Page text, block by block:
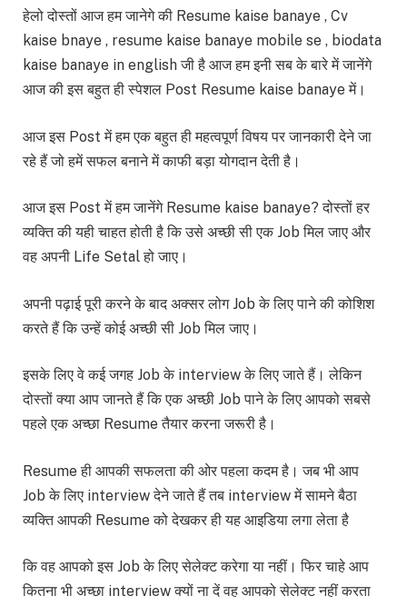
हेलो दोस्तों आज हम जानेगे की Resume kaise banaye , Cv
kaise bnaye , resume kaise banaye mobile se , biodata
kaise banaye in english जी है आज हम इनी सब के बारे में जानेंगे
आज की इस बहुत ही स्पेशल Post Resume kaise banaye में।
आज इस Post में हम एक बहुत ही महत्वपूर्ण विषय पर जानकारी देने जा
रहे हैं जो हमें सफल बनाने में काफी बड़ा योगदान देती है।
आज इस Post में हम जानेंगे Resume kaise banaye? दोस्तों हर
व्यक्ति की यही चाहत होती है कि उसे अच्छी सी एक Job मिल जाए और
वह अपनी Life Setal हो जाए।
अपनी पढ़ाई पूरी करने के बाद अक्सर लोग Job के लिए पाने की कोशिश
करते हैं कि उन्हें कोई अच्छी सी Job मिल जाए।
इसके लिए वे कई जगह Job के interview के लिए जाते हैं। लेकिन
दोस्तों क्या आप जानते हैं कि एक अच्छी Job पाने के लिए आपको सबसे
पहले एक अच्छा Resume तैयार करना जरूरी है।
Resume ही आपकी सफलता की ओर पहला कदम है। जब भी आप
Job के लिए interview देने जाते हैं तब interview में सामने बैठा
व्यक्ति आपकी Resume को देखकर ही यह आइडिया लगा लेता है
कि वह आपको इस Job के लिए सेलेक्ट करेगा या नहीं। फिर चाहे आप
कितना भी अच्छा interview क्यों ना दें वह आपको सेलेक्ट नहीं करता